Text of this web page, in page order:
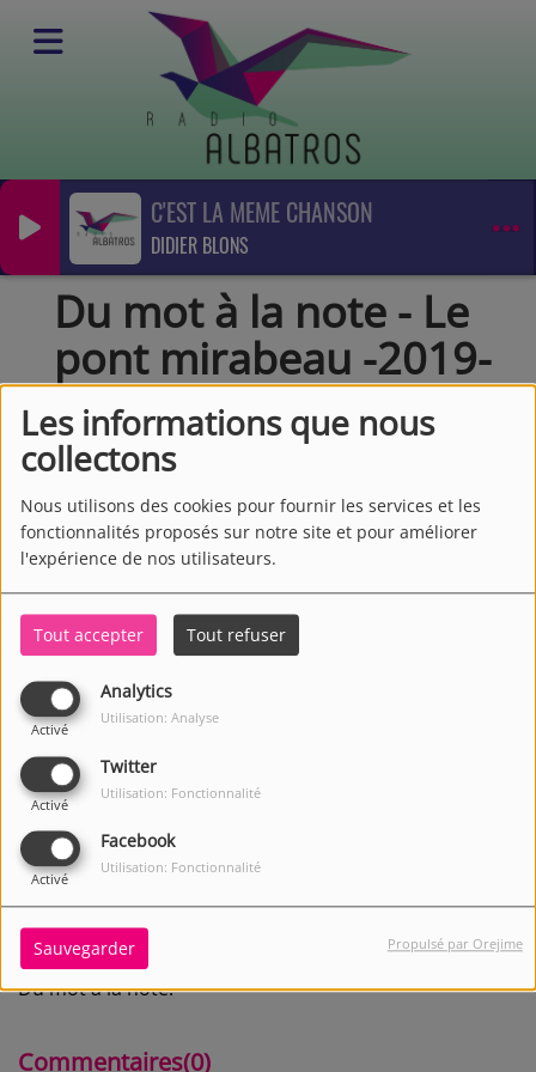
Les informations que nous
collectons
Nous utilisons des cookies pour fournir les services et les
fonctionnalités proposés sur notre site et pour améliorer
l'expérience de nos utilisateurs.
Tout accepter Tout refuser
Analytics
Activé
Utilisation: Analyse
Twitter
Activé
Utilisation: Fonctionnalité
Facebook
Activé
Utilisation: Fonctionnalité
Sauvegarder Propulsé par Orejime
C'EST LA MEME CHANSON
DIDIER BLONS
Podcasts Du mot à la note
Du mot à la note - Le
pont mirabeau -2019-
09
3150 VUES
Écouter le podcast
Du mot à la note.
Commentaires(0)